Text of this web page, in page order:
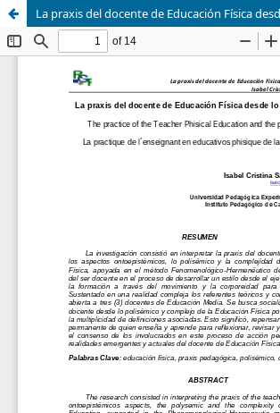
La praxis del docente de Educación Física